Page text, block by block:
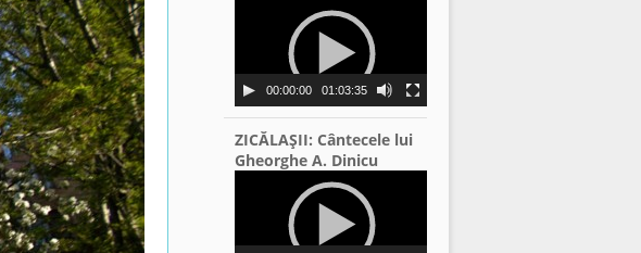
00:00:00 01:03:35
ZICĂLAŞII: Cântecele lui
Gheorghe A. Dinicu